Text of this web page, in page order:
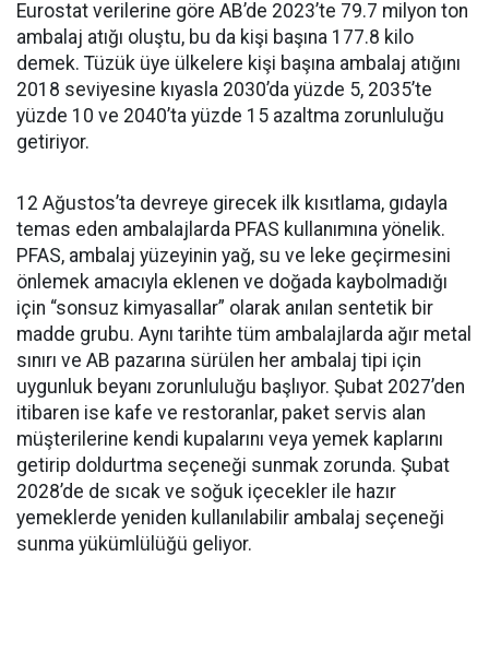
Eurostat verilerine göre AB’de 2023’te 79.7 milyon ton
ambalaj atığı oluştu, bu da kişi başına 177.8 kilo
demek. Tüzük üye ülkelere kişi başına ambalaj atığını
2018 seviyesine kıyasla 2030’da yüzde 5, 2035’te
yüzde 10 ve 2040’ta yüzde 15 azaltma zorunluluğu
getiriyor.
12 Ağustos’ta devreye girecek ilk kısıtlama, gıdayla
temas eden ambalajlarda PFAS kullanımına yönelik.
PFAS, ambalaj yüzeyinin yağ, su ve leke geçirmesini
önlemek amacıyla eklenen ve doğada kaybolmadığı
için “sonsuz kimyasallar” olarak anılan sentetik bir
madde grubu. Aynı tarihte tüm ambalajlarda ağır metal
sınırı ve AB pazarına sürülen her ambalaj tipi için
uygunluk beyanı zorunluluğu başlıyor. Şubat 2027’den
itibaren ise kafe ve restoranlar, paket servis alan
müşterilerine kendi kupalarını veya yemek kaplarını
getirip doldurtma seçeneği sunmak zorunda. Şubat
2028’de de sıcak ve soğuk içecekler ile hazır
yemeklerde yeniden kullanılabilir ambalaj seçeneği
sunma yükümlülüğü geliyor.